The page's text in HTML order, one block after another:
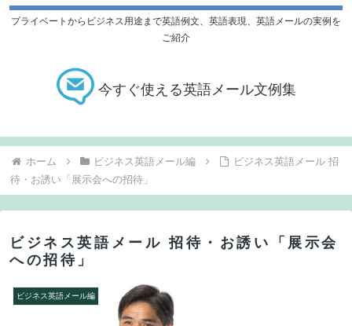
プライベートからビジネス用途まで英語例文、英語表現、英語メールの実例を
ご紹介
今すぐ使える英語メール文例集
ホーム ビジネス英語メール編
ビジネス英語メール 招
待・お誘い「展示会への招待」
ビジネス英語メール 招待・お誘い「展示会
への招待」
ビジネス英語メール編